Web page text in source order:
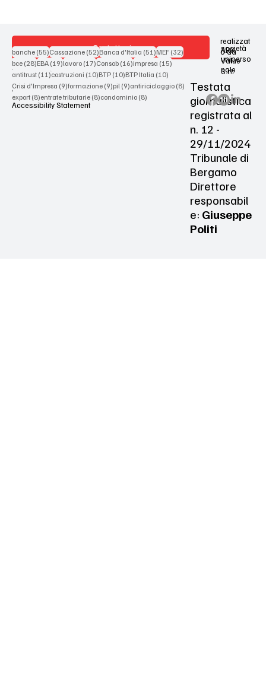
Contattaci
Terms & Conditions
Privacy Policy
Accessibility Statement
realizzat
o da
società
uniperso
nale
ARX
Value
S.r.l.
Testata
giornalistica
registrata al
n. 12 -
29/11/2024
Tribunale di
Bergamo
Direttore
responsabil
e: Giuseppe
Politi
banche (55)55 post
Cassazione (52)52 post
Banca d'Italia (51)51 post
MEF (32)32 post
bce (28)28 post
EBA (19)19 post
lavoro (17)17 post
Consob (16)16 post
impresa (15)15 post
antitrust (11)11 post
costruzioni (10)10 post
BTP (10)10 post
BTP Italia (10)10 post
Crisi d'Impresa (9)9 post
formazione (9)9 post
pil (9)9 post
antiriciclaggio (8)8 post
export (8)8 post
entrate tributarie (8)8 post
condominio (8)8 post